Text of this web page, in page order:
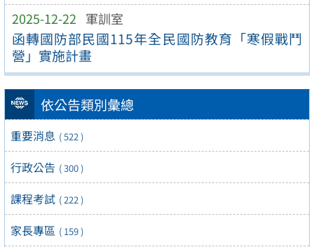
2025-12-22 軍訓室
函轉國防部民國115年全民國防教育「寒假戰鬥
營」實施計畫
依公告類別彙總
重要消息 ( 522 )
行政公告 ( 300 )
課程考試 ( 222 )
家長專區 ( 159 )